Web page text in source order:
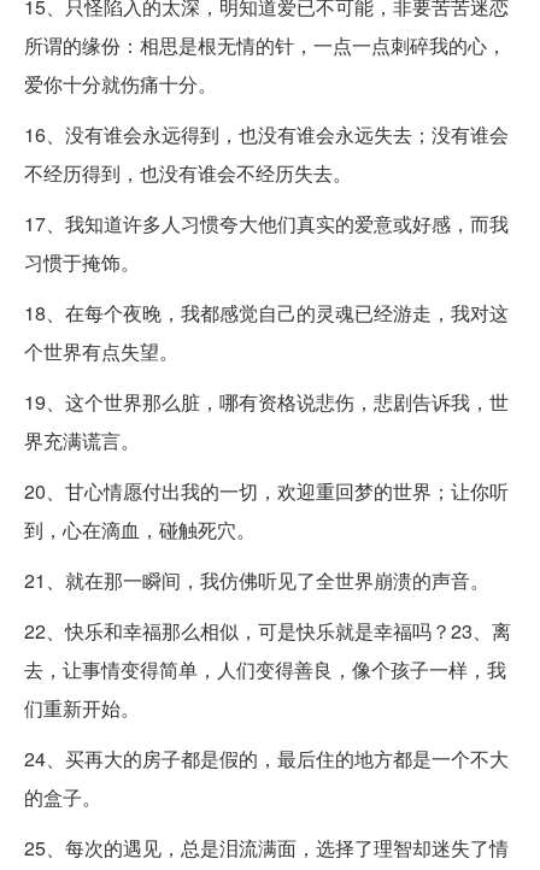
15、只怪陷入的太深，明知道爱已不可能，非要苦苦迷恋
所谓的缘份：相思是根无情的针，一点一点刺碎我的心，
爱你十分就伤痛十分。
16、没有谁会永远得到，也没有谁会永远失去；没有谁会
不经历得到，也没有谁会不经历失去。
17、我知道许多人习惯夸大他们真实的爱意或好感，而我
习惯于掩饰。
18、在每个夜晚，我都感觉自己的灵魂已经游走，我对这
个世界有点失望。
19、这个世界那么脏，哪有资格说悲伤，悲剧告诉我，世
界充满谎言。
20、甘心情愿付出我的一切，欢迎重回梦的世界；让你听
到，心在滴血，碰触死穴。
21、就在那一瞬间，我仿佛听见了全世界崩溃的声音。
22、快乐和幸福那么相似，可是快乐就是幸福吗？23、离
去，让事情变得简单，人们变得善良，像个孩子一样，我
们重新开始。
24、买再大的房子都是假的，最后住的地方都是一个不大
的盒子。
25、每次的遇见，总是泪流满面，选择了理智却迷失了情